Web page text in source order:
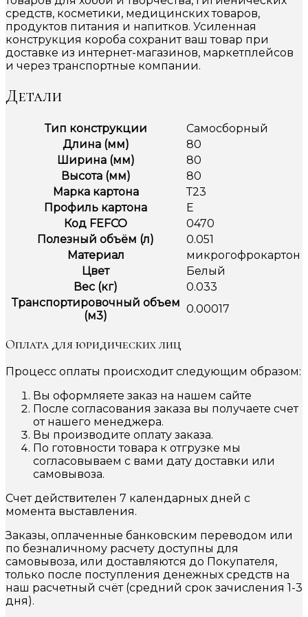
средств, косметики, медицинских товаров,
продуктов питания и напитков. Усиленная
конструкция короба сохранит ваш товар при
доставке из интернет-магазинов, маркетплейсов
и через транспортные компании.
Детали
Тип конструкции
Самосборный
Длина (мм)
80
Ширина (мм)
80
Высота (мм)
80
Марка картона
Т23
Профиль картона
Е
Код FEFCO
0470
Полезный объём (л)
0.051
Материал
микрогофрокартон
Цвет
Белый
Вес (кг)
0.033
Транспортировочный объем
(м3)
0.00017
Оплата для юридических лиц
Процесс оплаты происходит следующим образом:
Вы оформляете заказ на нашем сайте
После согласования заказа вы получаете счет
от нашего менеджера.
Вы производите оплату заказа.
По готовности товара к отгрузке мы
согласовываем с вами дату доставки или
самовывоза.
Счет действителен 7 календарных дней с
момента выставления.
Заказы, оплаченные банковским переводом или
по безналичному расчету доступны для
самовывоза, или доставляются до Покупателя,
только после поступления денежных средств на
наш расчетный счёт (средний срок зачисления 1-3
дня).